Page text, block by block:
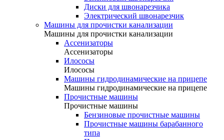
Диски для швонарезчика
Электрический швонарезчик
Машины для прочистки канализации
Машины для прочистки канализации
Ассенизаторы
Ассенизаторы
Илососы
Илососы
Машины гидродинамические на прицепе
Машины гидродинамические на прицепе
Прочистные машины
Прочистные машины
Бензиновые прочистные машины
Прочистные машины барабанного
типа